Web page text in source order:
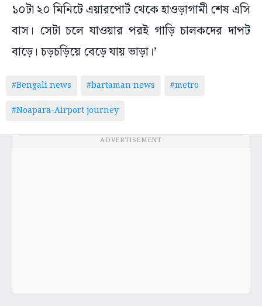
১০টা ২০ মিনিটে এয়ারপোর্ট থেকে হাওড়াগামী শেষ এসি
বাস। সেটা চলে যাওয়ার পরই গাড়ি চালকদের দাপট
বাড়ে। চড়চড়িয়ে বেড়ে যায় ভাড়া।’
#Bengali news #bartaman news
#metro
#Noapara-Airport journey
ADVERTISEMENT